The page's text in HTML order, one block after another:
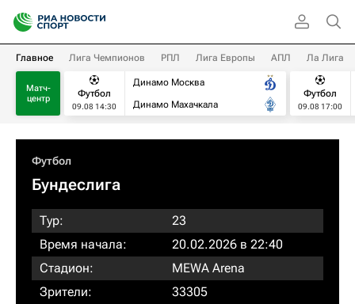
Главное Лига Чемпионов РПЛ Лига Европы АПЛ Ла Лига
Матч-
центр
Футбол
09.08 14:30
Динамо Москва
Динамо Махачкала
Футбол
09.08 17:00
Футбол
Бундеслига
Тур:
23
Время начала:
20.02.2026 в 22:40
Стадион:
MEWA Arena
Зрители:
33305